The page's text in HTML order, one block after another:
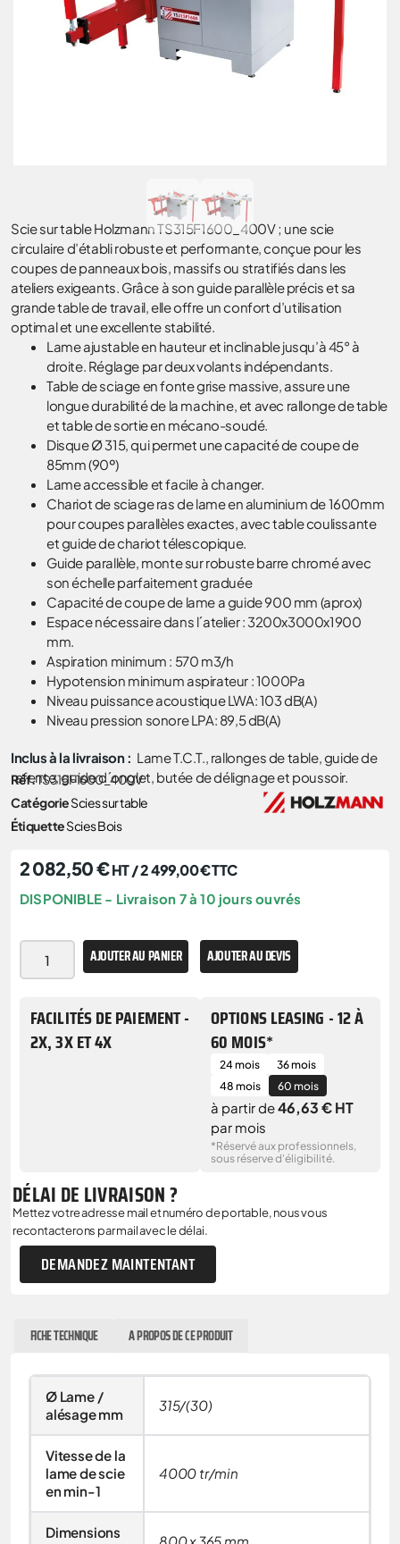
Scie sur table Holzmann TS315F1600_400V ; une scie
circulaire d’établi robuste et performante, conçue pour les
coupes de panneaux bois, massifs ou stratifiés dans les
ateliers exigeants. Grâce à son guide parallèle précis et sa
grande table de travail, elle offre un confort d’utilisation
optimal et une excellente stabilité.
Lame ajustable en hauteur et inclinable jusqu’à 45° à
droite. Réglage par deux volants indépendants.
Table de sciage en fonte grise massive, assure une
longue durabilité de la machine, et avec rallonge de table
et table de sortie en mécano-soudé.
Disque Ø 315, qui permet une capacité de coupe de
85mm (90º)
Lame accessible et facile à changer.
Chariot de sciage ras de lame en aluminium de 1600mm
pour coupes parallèles exactes, avec table coulissante
et guide de chariot télescopique.
Guide parallèle, monte sur robuste barre chromé avec
son échelle parfaitement graduée
Capacité de coupe de lame a guide 900 mm (aprox)
Espace nécessaire dans l´atelier : 3200x3000x1900
mm.
Aspiration minimum : 570 m3/h
Hypotension minimum aspirateur : 1000Pa
Niveau puissance acoustique LWA: 103 dB(A)
Niveau pression sonore LPA: 89,5 dB(A)
Inclus à la livraison : Lame T.C.T., rallonges de table, guide de
refente, guide d´onglet, butée de délignage et poussoir.
Réf.TS315F1600_400V
CatégorieScies sur table
ÉtiquetteScies Bois
2 082,50€HT /2 499,00€TTC
DISPONIBLE - Livraison 7 à 10 jours ouvrés
AJOUTER AU PANIER AJOUTER AU DEVIS
FACILITÉS DE PAIEMENT -
2X, 3X ET 4X
OPTIONS LEASING - 12 À
60 MOIS*
24 mois
36 mois
48 mois
60 mois
à partir de46,63 € HT
par mois
*Réservé aux professionnels,
sous réserve d'éligibilité.
DÉLAI DE LIVRAISON ?
Mettez votre adresse mail et numéro de portable, nous vous
recontacterons par mail avec le délai.
DEMANDEZ MAINTENTANT
FICHE TECHNIQUE A PROPOS DE CE PRODUIT
Ø Lame /
alésage mm
315/(30)
Vitesse de la
lame de scie
en min-1
4000 tr/min
Dimensions